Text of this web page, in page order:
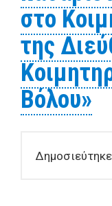
στο
της
Βόλου»